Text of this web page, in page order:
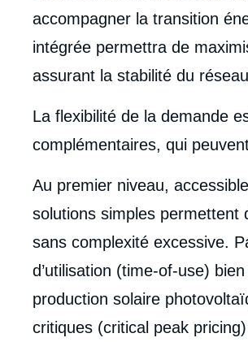
accompagner la transition
intégrée permettra de
assurant la stabilité du
La flexibilité de la demande
complémentaires, qui
Au premier niveau,
solutions simples permettent
sans complexité excessive.
d’utilisation (time-of-use)
production solaire
critiques (critical peak